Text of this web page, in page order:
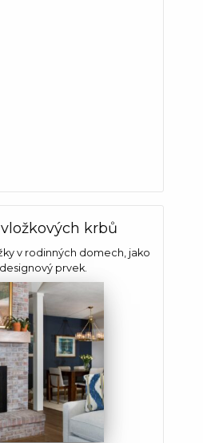
krbů
v rodinných domech, jako
prvek.